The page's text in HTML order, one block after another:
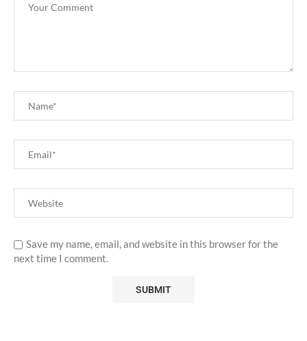
Save my name, email, and website in this browser for the
next time I comment.